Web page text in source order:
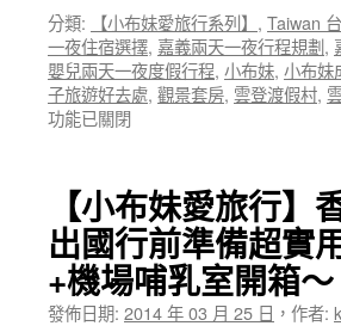
分類: 【小布妹愛旅行系列】 , Taiwan
一夜住宿選擇, 嘉義兩天一夜行程規劃,
嬰兒兩天一夜度假行程, 小布妹, 小布妹
子旅遊好去處, 觀景套房, 雲登渡假村,
功能已關閉
【小布妹愛旅行
出國行前準備超實
+機場哺乳室開箱～
發佈日期: 2014 年 03 月 25 日 ， 作者: